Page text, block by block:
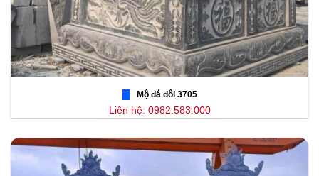
Mộ đá đôi 3705
Liên hệ: 0982.583.000